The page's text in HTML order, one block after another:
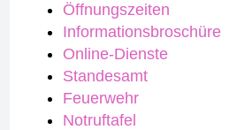
Öffnungszeiten
Informationsbroschüre
Online-Dienste
Standesamt
Feuerwehr
Notruftafel